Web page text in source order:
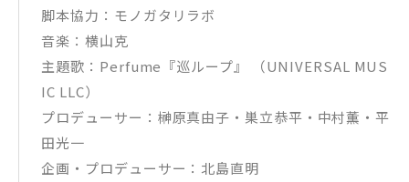
脚本協力：モノガタリラボ
音楽：横山克
主題歌：Perfume『巡ループ』 （UNIVERSAL MUS
IC LLC）
プロデューサー：榊原真由子・巣立恭平・中村薫・平
田光一
企画・プロデューサー：北島直明